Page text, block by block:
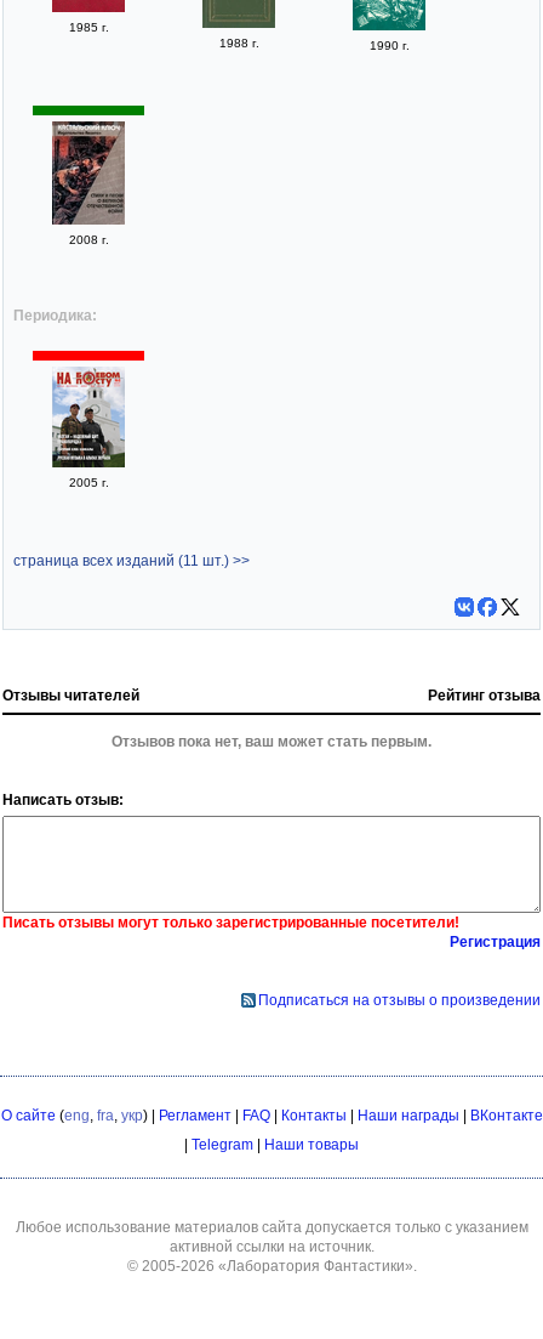
1985 г.
1988 г.
1990 г.
2008 г.
Периодика:
2005 г.
страница всех изданий (11 шт.) >>
Отзывы читателей Рейтинг отзыва
Отзывов пока нет, ваш может стать первым.
Написать отзыв:
Писать отзывы могут только зарегистрированные посетители!
Регистрация
Подписаться на отзывы о произведении
О сайте (eng fra укр) | Регламент| FAQ| Контакты | Наши награды | ВКонтакте
| Telegram | Наши товары
Любое использование материалов сайта допускается только с указанием
активной ссылки на источник.
© 2005-2026 «Лаборатория Фантастики»